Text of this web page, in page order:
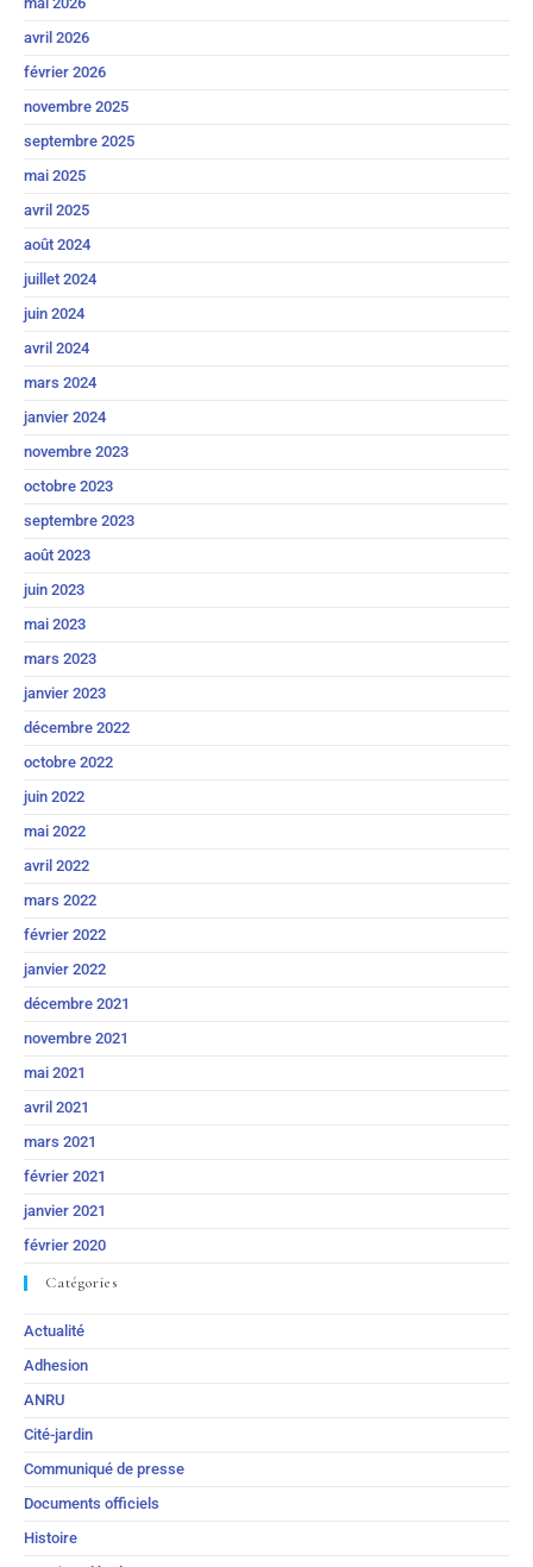
avril 2026
février 2026
novembre 2025
septembre 2025
mai 2025
avril 2025
août 2024
juillet 2024
juin 2024
avril 2024
mars 2024
janvier 2024
novembre 2023
octobre 2023
septembre 2023
août 2023
juin 2023
mai 2023
mars 2023
janvier 2023
décembre 2022
octobre 2022
juin 2022
mai 2022
avril 2022
mars 2022
février 2022
janvier 2022
décembre 2021
novembre 2021
mai 2021
avril 2021
mars 2021
février 2021
janvier 2021
février 2020
Catégories
Actualité
Adhesion
ANRU
Cité-jardin
Communiqué de presse
Documents officiels
Histoire